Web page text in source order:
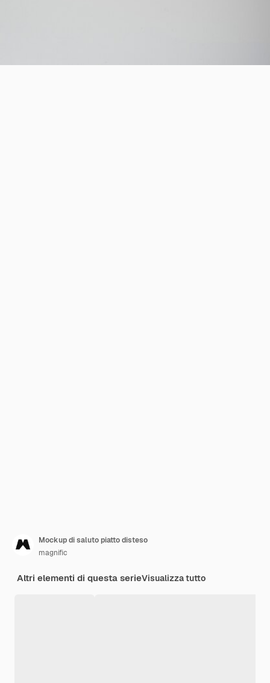
Mockup di saluto piatto disteso
magnific
Altri elementi di questa serieVisualizza tutto